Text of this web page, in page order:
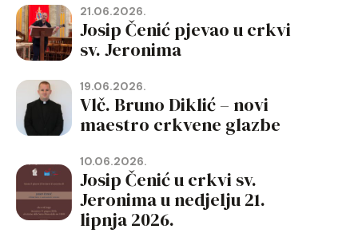
21.06.2026.
Josip Čenić pjevao u crkvi
sv. Jeronima
19.06.2026.
Vlč. Bruno Diklić – novi
maestro crkvene glazbe
10.06.2026.
Josip Čenić u crkvi sv.
Jeronima u nedjelju 21.
lipnja 2026.